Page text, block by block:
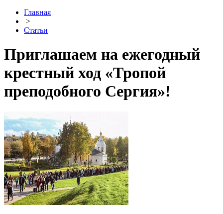
Главная
>
Статьи
Приглашаем на ежегодный
крестный ход «Тропой
преподобного Сергия»!